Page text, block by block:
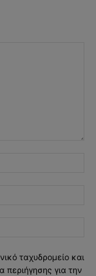
ταχυδρομείο και
περιήγησης για την